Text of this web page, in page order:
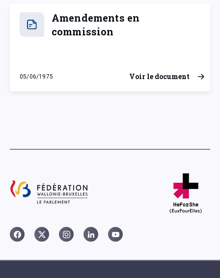
Amendements en
commission
05/06/1975
jeudi 5 juin 1975
Voir le document